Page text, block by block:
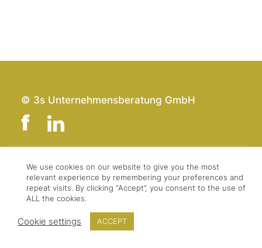
© 3s Unternehmensberatung GmbH
Team
Kontakt
Presse & Logo
Impressum
Datenschutz
We use cookies on our website to give you the most
relevant experience by remembering your preferences and
repeat visits. By clicking “Accept”, you consent to the use of
ALL the cookies.
Cookie settings ACCEPT